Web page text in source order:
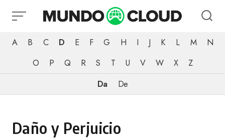
A B C D E F G H I J K L M
N
O
P Q R S T U V W X
Z
Da
De
Category
Daño y Perjuicio